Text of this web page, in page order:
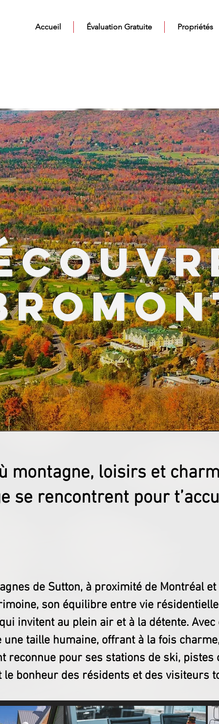
Accueil Évaluation Gratuite Propriétés
montagne, loisirs et
se rencontrent pour
de Sutton, à proximité de Montréal
son équilibre entre vie
invitent au plein air et à la détente.
taille humaine, offrant à la fois
reconnue pour ses stations de ski,
le bonheur des résidents et des visiteurs